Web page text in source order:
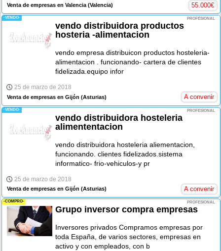
Venta de empresas en Valencia (Valencia) 55.000€
-VENDO- PROFESIONAL
vendo distribuidora productos
hosteria -alimentacion
vendo empresa distribuicon productos hosteleria-
alimentacion . funcionando- cartera de clientes
fidelizada.equipo infor
25 de marzo de 2018
Venta de empresas en Gijón (Asturias) A convenir
-VENDO- PROFESIONAL
vendo distribuidora hosteleria
alimententacion
vendo distribuidora hosteleria aliementacion,
funcionando. clientes fidelizados.sistema
informatico- frio-vehiculos-y pr
25 de marzo de 2018
Venta de empresas en Gijón (Asturias) A convenir
-COMPRO- PROFESIONAL
Grupo inversor compra empresas
Inversores privados Compramos empresas por
toda España, de varios sectores, empresas en
activo y con empleados, con b